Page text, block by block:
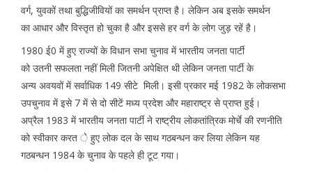
वर्ग, युवकों तथा बुद्धिजीवियों का समर्थन प्राप्त है। लेकिन अब इसके समर्थन
का आधार और विस्तृत हो चुका है और इससे हर वर्ग के लोग जुड़ रहें है।
1980 ई0 में हुए राज्यों के विधान सभा चुनाव में भारतीय जनता पार्टी
को उतनी सफलता नहीं मिली जितनी अपेक्षित थी लेकिन जनता पार्टी के
अन्य अवयवों में सर्वाधिक 149 सीटे मिली। इसी प्रकार मई 1982 के लोकसभा
उपचुनाव में इसे 7 में से दो सीटें मध्य प्रदेश और महाराष्ट्र से प्राप्त हुई।
अप्रैल 1983 में भारतीय जनता पार्टी ने राष्ट्रीय लोकतांत्रिक मोर्चे की रणनीति
को स्वीकार करत े हुए लोक दल के साथ गठबन्धन कर लिया लेकिन यह
गठबन्धन 1984 के चुनाव के पहले ही टूट गया।